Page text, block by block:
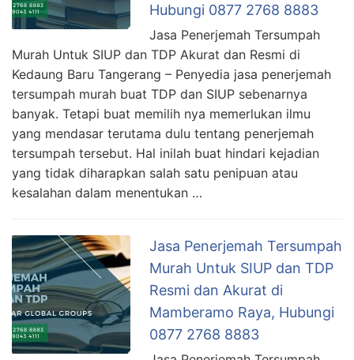
Hubungi 0877 2768 8883
Jasa Penerjemah Tersumpah
Murah Untuk SIUP dan TDP Akurat dan Resmi di
Kedaung Baru Tangerang – Penyedia jasa penerjemah
tersumpah murah buat TDP dan SIUP sebenarnya
banyak. Tetapi buat memilih nya memerlukan ilmu
yang mendasar terutama dulu tentang penerjemah
tersumpah tersebut. Hal inilah buat hindari kejadian
yang tidak diharapkan salah satu penipuan atau
kesalahan dalam menentukan …
Jasa Penerjemah Tersumpah
Murah Untuk SIUP dan TDP
Resmi dan Akurat di
Mamberamo Raya, Hubungi
0877 2768 8883